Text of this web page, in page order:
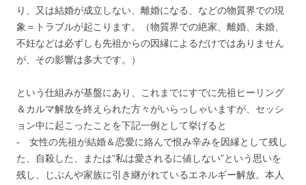
り、又は結婚が成立しない、離婚になる、などの物質界での現
象＝トラブルが起こります。（物質界での絶家、離婚、未婚、
不妊などは必ずしも先祖からの因縁によるだけではありません
が、その影響は多大です。）
という仕組みが基盤にあり、これまでにすでに先祖ヒーリング
＆カルマ解放を終えられた方々がいらっしゃいますが、セッシ
ョン中に起こったことを下記一例として挙げると
‐ 女性の先祖が結婚＆恋愛に絡んで恨み辛みを因縁として残し
た、自殺した、または”私は愛されるに値しない”という思いを
残し、じぶんや家族に引き継がれているエネルギー解放。本人